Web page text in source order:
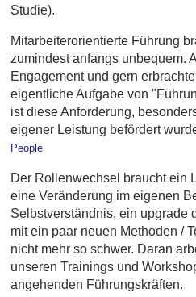
Studie).
Mitarbeiterorientierte Führung
zumindest anfangs unbequem.
Engagement und gern
eigentliche Aufgabe von
ist diese Anforderung,
eigener Leistung befördert
People
Der Rollenwechsel braucht ein
eine Veränderung im eigenen
Selbstverständnis, ein upgrade
mit ein paar neuen Methoden /
nicht mehr so schwer. Daran
unseren Trainings und
angehenden Führungskräften.